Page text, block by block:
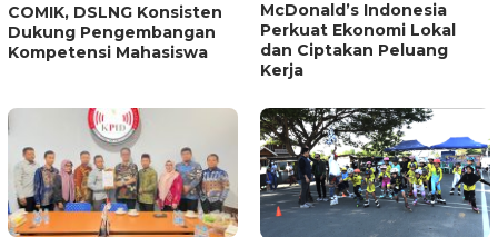
COMIK, DSLNG Konsisten
Dukung Pengembangan
Kompetensi Mahasiswa
McDonald’s Indonesia
Perkuat Ekonomi Lokal
dan Ciptakan Peluang
Kerja